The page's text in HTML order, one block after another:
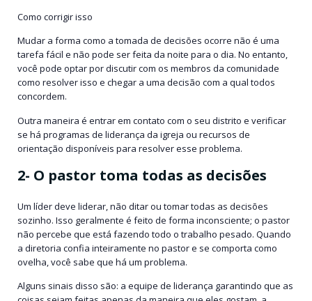
Como corrigir isso
Mudar a forma como a tomada de decisões ocorre não é uma
tarefa fácil e não pode ser feita da noite para o dia. No entanto,
você pode optar por discutir com os membros da comunidade
como resolver isso e chegar a uma decisão com a qual todos
concordem.
Outra maneira é entrar em contato com o seu distrito e verificar
se há programas de liderança da igreja ou recursos de
orientação disponíveis para resolver esse problema.
2- O pastor toma todas as decisões
Um líder deve liderar, não ditar ou tomar todas as decisões
sozinho. Isso geralmente é feito de forma inconsciente; o pastor
não percebe que está fazendo todo o trabalho pesado. Quando
a diretoria confia inteiramente no pastor e se comporta como
ovelha, você sabe que há um problema.
Alguns sinais disso são: a equipe de liderança garantindo que as